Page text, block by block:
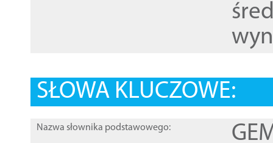
SŁOWA KLUCZOWE:
Nazwa słownika podstawowego: